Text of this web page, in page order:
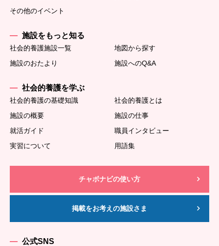
その他のイベント
施設をもっと知る
社会的養護施設一覧
地図から探す
施設のおたより
施設へのQ&A
社会的養護を学ぶ
社会的養護の基礎知識
社会的養護とは
施設の概要
施設の仕事
就活ガイド
職員インタビュー
実習について
用語集
チャボナビの使い方
掲載をお考えの施設さま
公式SNS